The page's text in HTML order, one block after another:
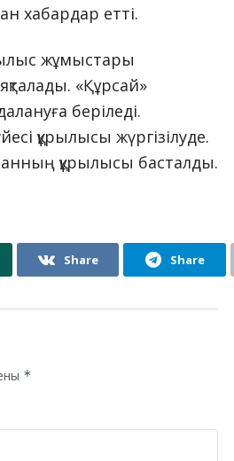
хабардар етті.
жұмыстары
«Құрсай»
беріледі.
құрылысы жүргізілуде.
құрылысы басталды.
Share Share
*